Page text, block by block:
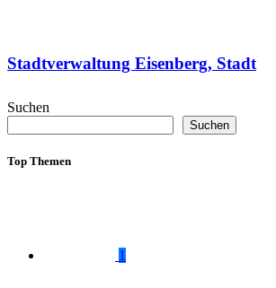
Stadtverwaltung Eisenberg, Stadt
Suchen
Suchen
Top Themen
1